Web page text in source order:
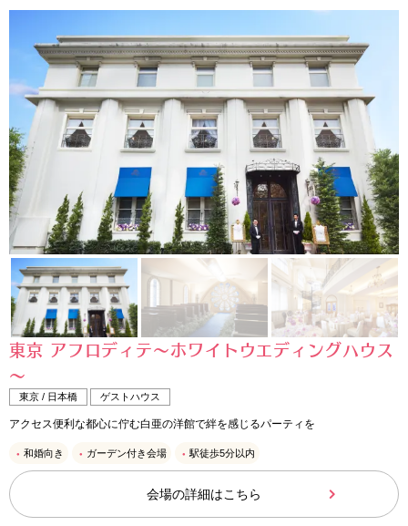
東京 アフロディテ～ホワイトウエディングハウス
～
東京 / 日本橋 ゲストハウス
アクセス便利な都心に佇む白亜の洋館で絆を感じるパーティを
和婚向き ガーデン付き会場 駅徒歩5分以内
会場の詳細はこちら